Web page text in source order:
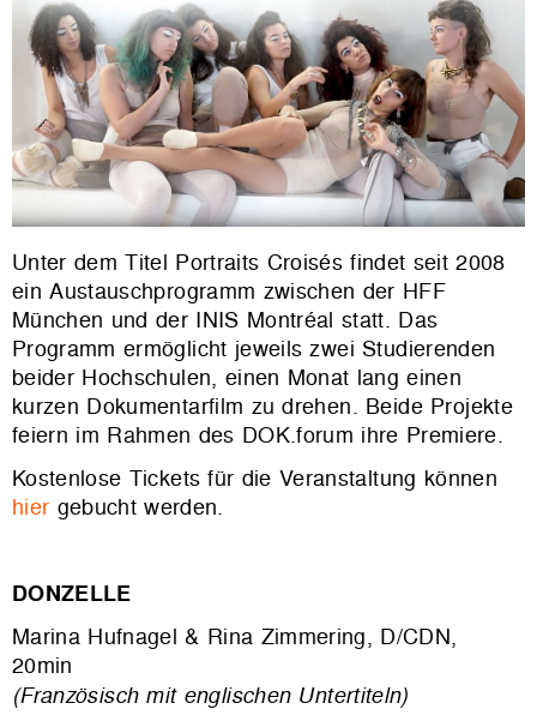
Unter dem Titel Portraits Croisés findet seit 2008
ein Austauschprogramm zwischen der HFF
München und der INIS Montréal statt. Das
Programm ermöglicht jeweils zwei Studierenden
beider Hochschulen, einen Monat lang einen
kurzen Dokumentarfilm zu drehen. Beide Projekte
feiern im Rahmen des DOK.forum ihre Premiere.
Kostenlose Tickets für die Veranstaltung können
hier gebucht werden.
DONZELLE
Marina Hufnagel & Rina Zimmering, D/CDN,
20min
(Französisch mit englischen Untertiteln)